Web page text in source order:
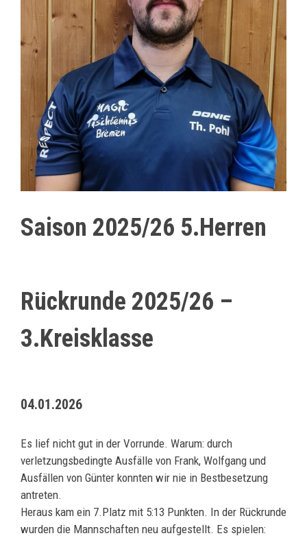
Saison 2025/26 5.Herren
Rückrunde 2025/26 –
3.Kreisklasse
04.01.2026
Es lief nicht gut in der Vorrunde. Warum: durch
verletzungsbedingte Ausfälle von Frank, Wolfgang und
Ausfällen von Günter konnten wir nie in Bestbesetzung
antreten.
Heraus kam ein 7.Platz mit 5:13 Punkten. In der Rückrunde
wurden die Mannschaften neu aufgestellt. Es spielen: